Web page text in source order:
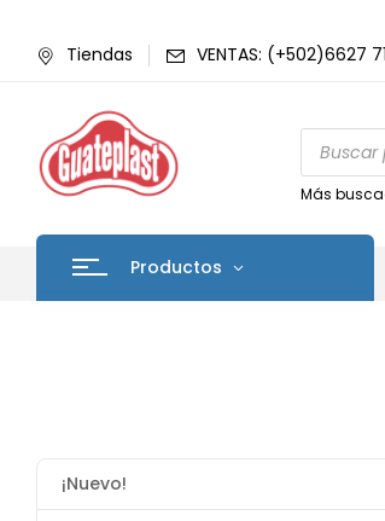
Tiendas VENTAS: (+502)6627
Más
Productos
¡Nuevo!